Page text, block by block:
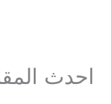
احدث